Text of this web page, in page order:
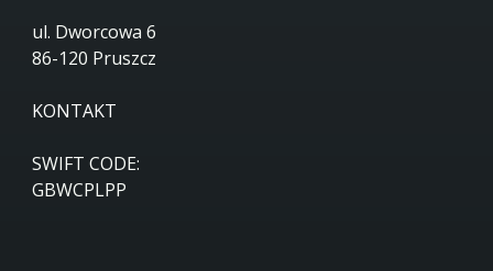
ul. Dworcowa 6
86-120 Pruszcz
KONTAKT
SWIFT CODE:
GBWCPLPP